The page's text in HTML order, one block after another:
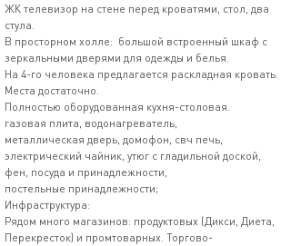
ЖК телевизор на стене перед кроватями, стол, два
стула.
В просторном холле: большой встроенный шкаф с
зеркальными дверями для одежды и белья.
На 4-го человека предлагается раскладная кровать.
Места достаточно.
Полностью оборудованная кухня-столовая.
газовая плита, водонагреватель,
металлическая дверь, домофон, свч печь,
электрический чайник, утюг с гладильной доской,
фен, посуда и принадлежности,
постельные принадлежности;
Инфраструктура:
Рядом много магазинов: продуктовых (Дикси, Диета,
Перекресток) и промтоварных. Торгово-